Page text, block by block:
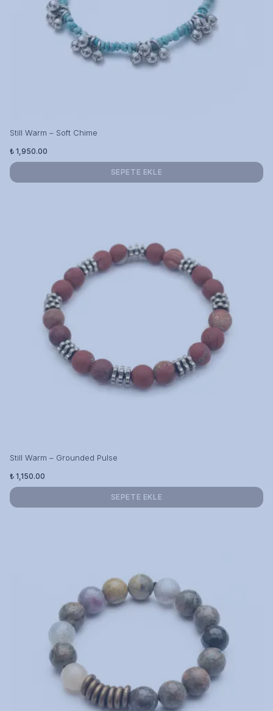
Still Warm – Soft Chime
₺ 1,950.00
SEPETE EKLE
Still Warm – Grounded Pulse
₺ 1,150.00
SEPETE EKLE